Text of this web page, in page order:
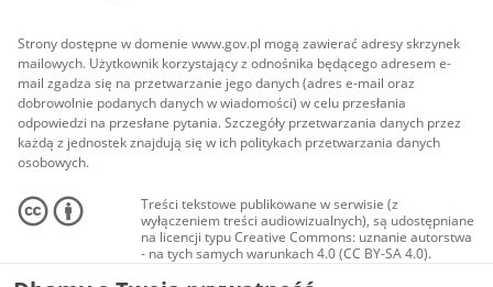
Strony dostępne w domenie www.gov.pl mogą zawierać adresy skrzynek
mailowych. Użytkownik korzystający z odnośnika będącego adresem e-
mail zgadza się na przetwarzanie jego danych (adres e-mail oraz
dobrowolnie podanych danych w wiadomości) w celu przesłania
odpowiedzi na przesłane pytania. Szczegóły przetwarzania danych przez
każdą z jednostek znajdują się w ich politykach przetwarzania danych
osobowych.
Treści tekstowe publikowane w serwisie (z
wyłączeniem treści audiowizualnych), są udostępniane
na licencji typu Creative Commons: uznanie autorstwa
- na tych samych warunkach 4.0 (CC BY-SA 4.0).
Materiały audiowizualne, w tym zdjęcia, materiały